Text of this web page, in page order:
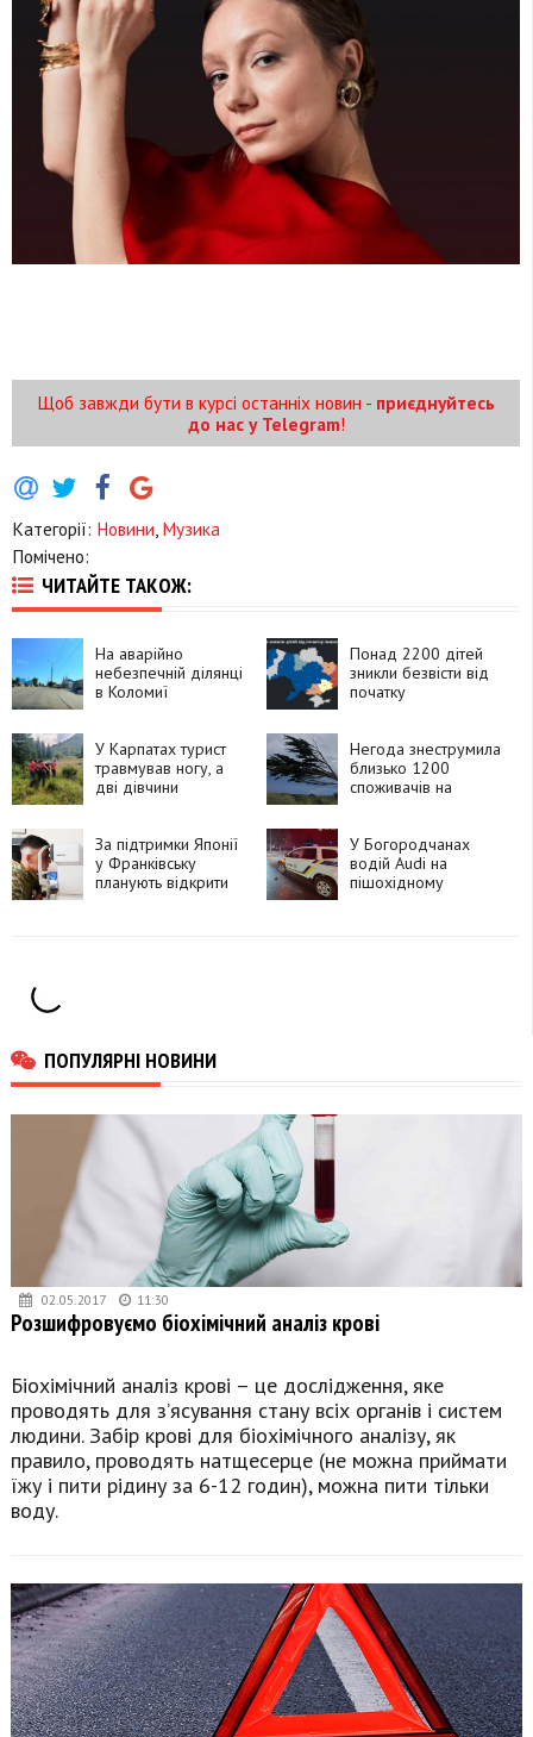
Щоб завжди бути в курсі останніх новин - приєднуйтесь
до нас у Telegram!
Категорії: Новини Музика
Помічено:
ЧИТАЙТЕ ТАКОЖ:
На аварійно
небезпечній ділянці
в Коломиї
Понад 2200 дітей
зникли безвісти від
початку
У Карпатах турист
травмував ногу, а
дві дівчини
Негода знеструмила
близько 1200
споживачів на
За підтримки Японії
у Франківську
планують відкрити
У Богородчанах
водій Audi на
пішохідному
ПОПУЛЯРНІ НОВИНИ
02.05.2017 11:30
Розшифровуємо біохімічний аналіз крові
Біохімічний аналіз крові – це дослідження, яке
проводять для з’ясування стану всіх органів і систем
людини. Забір крові для біохімічного аналізу, як
правило, проводять натщесерце (не можна приймати
їжу і пити рідину за 6-12 годин), можна пити тільки
воду.